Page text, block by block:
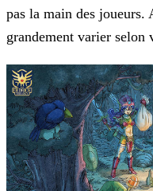
pas la main des joueurs.
grandement varier selon